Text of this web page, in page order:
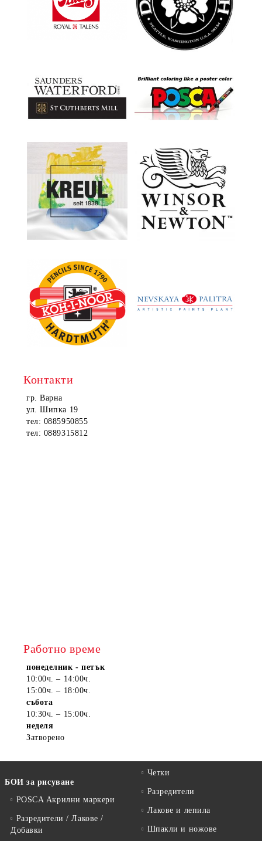
Контакти
гр. Варна
ул. Шипка 19
тел: 0885950855
тел: 0889315812
Работно време
понеделник - петък
10:00ч. – 14:00ч.
15:00ч. – 18:00ч.
събота
10:30ч. – 15:00ч.
неделя
Затворено
БОИ за рисуване
POSCA Акрилни маркери
Разредители / Лакове /
Добавки
Четки
Разредители
Лакове и лепила
Шпакли и ножове